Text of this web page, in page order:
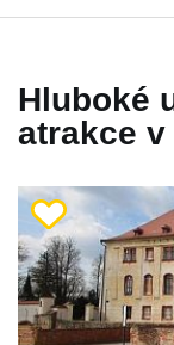
Hluboké
atrakce